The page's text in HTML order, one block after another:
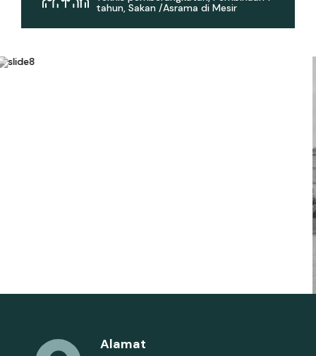
tahun, Sakan /Asrama di Mesir
Alamat